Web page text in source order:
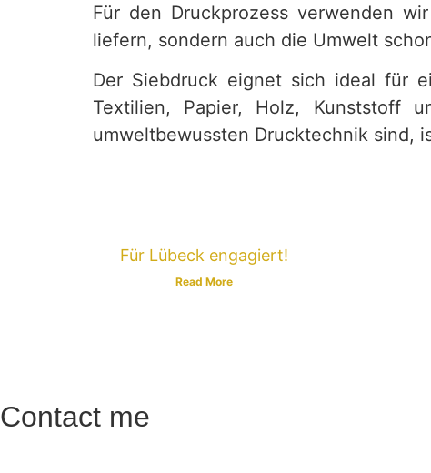
Für den Druckprozess verwenden
liefern, sondern auch die Umwelt
Der Siebdruck eignet sich ideal für
Textilien, Papier, Holz, Kunststoff
umweltbewussten Drucktechnik sind,
Für Lübeck engagiert!
Read More
Contact me